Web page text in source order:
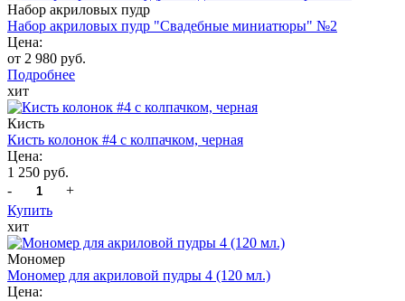
Набор акриловых пудр
Набор акриловых пудр "Свадебные миниатюры" №2
Цена:
от 2 980 руб.
Подробнее
хит
Кисть
Кисть колонок #4 с колпачком, черная
Цена:
1 250 руб.
-
+
Купить
хит
Мономер
Мономер для акриловой пудры 4 (120 мл.)
Цена: